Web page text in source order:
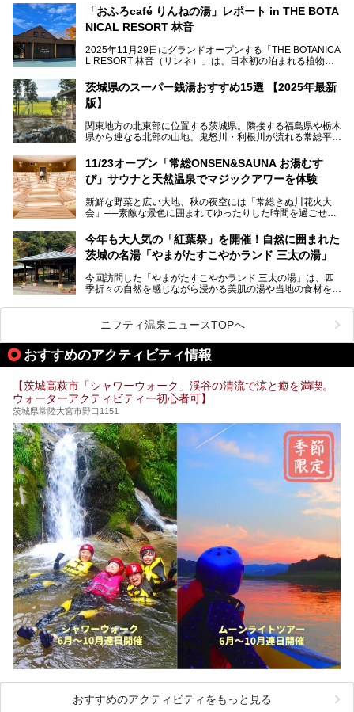
茨城県水戸・千波公園に2026年4月23日（木）待望のオー
プンを迎えます。
この記事では、オープンに先駆けプレス向けに行われた体験
施設を体験してきました！
「おふろcafé りんねの湯」レポート in THE BOTA
NICAL RESORT 林音
2025年11月29日にグランドオープンする「THE BOTANICA
L RESORT 林音（リンネ）」は、日本初の泊まれる植物
験型リゾートです。その中でも注目されているのが「おふろ
café りんねの湯」。内覧会に参加して、ひと足お先に体験
してきました。
茨城県のスーパー銭湯おすすめ15選 【2025年最新
版】
関東地方の北東部に位置する茨城県。隣接する福島県や栃木
県から連なる北部の山地、鬼怒川・利根川が流れる常総平野
に日立や大洗、鹿島など数々の漁港が並ぶ東部の太平洋岸
と、同じ県内でもさまざまな景色を見られるのが魅力です。
が特徴的。なかでもおすすめのスーパー銭湯をご紹介しま
す。
11/23オープン「常総ONSEN&SAUNA お湯むす
び」サウナと天然温泉でマジックアワーを体験
新鮮な野菜と広い大地、秋の夜空には「常総きぬ川花火大
会」──素敵な景色に囲まれてゆったりした時間を過ごせる
温浴施設「常総ONSEN&SAUNA お湯むすび」がオープンし
ます。
業施設の一角に構えられた店内では、関東最大級となる合計
10室のサウナと自家源泉温泉、高濃度炭酸泉を満喫でき、
今年も大人気の「紅葉祭」を開催！自然に囲まれた
茨城の名湯「やまがたすこやかランド 三太の湯」
今回訪問した「やまがたすこやかランド 三太の湯」は、四
季折々の自然を感じながら浸かる美肌の湯や当地の食材を使
紅葉シーズンを迎えた11月は、より多くの人に絶景入浴を
楽しんでもらえるよう、「紅葉祭」をはじめ、さまざまなサ
ービスやイベントが実施されます。
※2024年の紅葉祭は終了いたしました。
ニフティ温泉ニュースTOPへ
おすすめのアクティビティ情報
【茨城高萩市「シャワーウォーク」渓谷の清流で涼と癒を満喫。
ウォーターアクティビティー初心者可】
茨城県常陸大宮市野口1151
おすすめのアクティビティをもっと見る